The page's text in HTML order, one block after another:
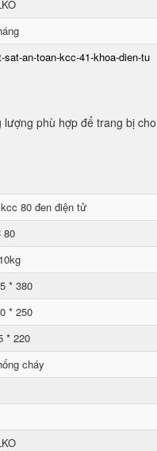
an-toan-kcc-41-khoa-dien-tu
phù hợp để trang bị
80 đen điện tử
80
* 380
* 250
* 220
cháy